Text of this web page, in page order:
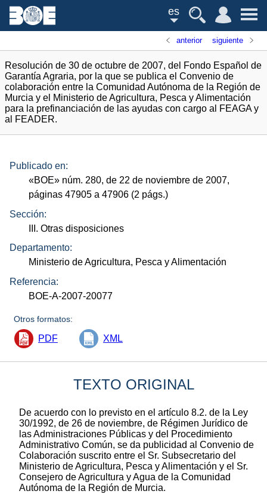
es
anterior siguiente
Resolución de 30 de octubre de 2007, del Fondo Español de
Garantía Agraria, por la que se publica el Convenio de
colaboración entre la Comunidad Autónoma de la Región de
Murcia y el Ministerio de Agricultura, Pesca y Alimentación
para la prefinanciación de las ayudas con cargo al FEAGA y
al FEADER.
Publicado en:
«BOE» núm. 280, de 22 de noviembre de 2007,
páginas 47905 a 47906 (2 págs.)
Sección:
III. Otras disposiciones
Departamento:
Ministerio de Agricultura, Pesca y Alimentación
Referencia:
BOE-A-2007-20077
Otros formatos:
PDF XML
TEXTO ORIGINAL
De acuerdo con lo previsto en el artículo 8.2. de la Ley
30/1992, de 26 de noviembre, de Régimen Jurídico de
las Administraciones Públicas y del Procedimiento
Administrativo Común, se da publicidad al Convenio de
Colaboración suscrito entre el Sr. Subsecretario del
Ministerio de Agricultura, Pesca y Alimentación y el Sr.
Consejero de Agricultura y Agua de la Comunidad
Autónoma de la Región de Murcia.